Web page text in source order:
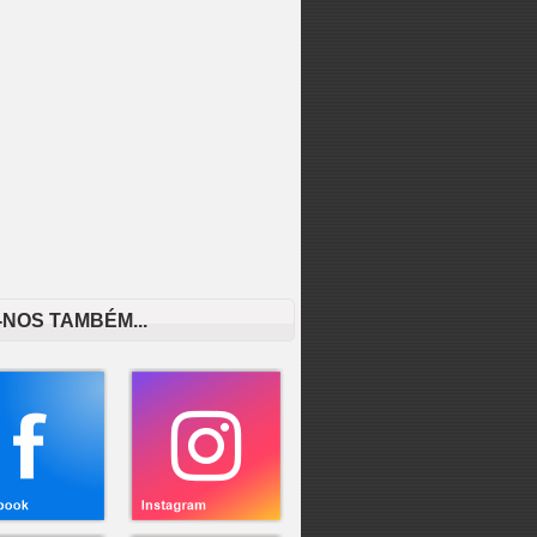
TAMBÉM...